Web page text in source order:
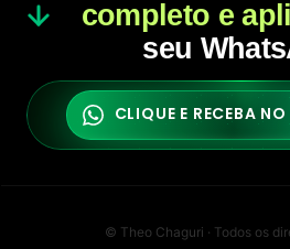
completo e
seu
CLIQUE E RECEBA
© Theo Chaguri · Todos os